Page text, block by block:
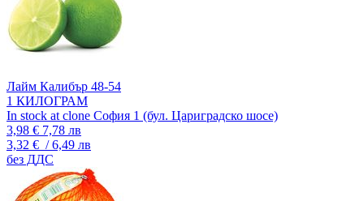
Лайм Калибър 48-54
1 КИЛОГРАМ
In stock at clone София 1 (бул. Цариградско шосе)
3,98 € 7,78 лв
3,32 € / 6,49 лв
без ДДС